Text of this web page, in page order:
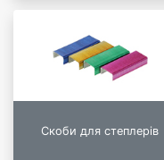
Скоби для степлерів